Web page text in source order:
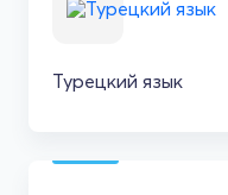
Турецкий язык